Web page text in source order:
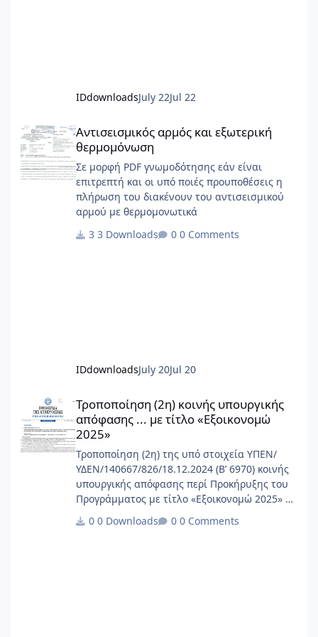
IDdownloadsJuly 22Jul 22
Αντισεισμικός αρμός και εξωτερική
θερμομόνωση
Σε μορφή PDF γνωμοδότησης εάν είναι
επιτρεπτή και οι υπό ποιές προυποθέσεις η
πλήρωση του διακένουν του αντισεισμικού
αρμού με θερμομονωτικά
3 Downloads
0 Comments
IDdownloadsJuly 20Jul 20
Τροποποίηση (2η) κοινής υπουργικής
απόφασης ... με τίτλο «Εξοικονομώ
2025»
Τροποποίηση (2η) της υπό στοιχεία ΥΠΕΝ/
ΥΔΕΝ/140667/826/18.12.2024 (Β’ 6970) κοινής
υπουργικής απόφασης περί Προκήρυξης του
Προγράμματος με τίτλο «Εξοικονομώ 2025» Σε
0 Downloads 0 Comments